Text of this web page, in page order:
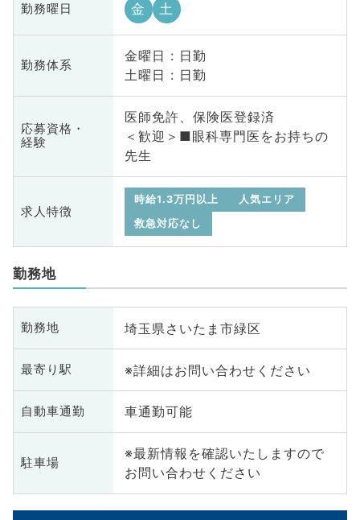
勤務曜日 金 土
勤務体系
金曜日 : 日勤
土曜日 : 日勤
応募資格・
経験
医師免許、保険医登録済
＜歓迎＞■眼科専門医をお持ちの
先生
求人特徴
時給1.3万円以上
人気エリア
救急対応なし
勤務地
勤務地 埼玉県さいたま市緑区
最寄り駅 ※詳細はお問い合わせください
自動車通勤 車通勤可能
駐車場
※最新情報を確認いたしますので
お問い合わせください